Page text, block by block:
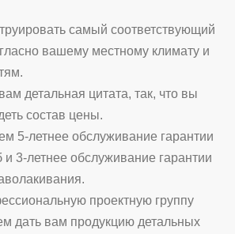
самый соответствующий
вашему местному климату и
детальная цитата, так, что вы
состав цены.
5-летнее обслуживание гарантии
и 3-летнее обслуживание гарантии
проектную группу
дать вам продукцию детальных